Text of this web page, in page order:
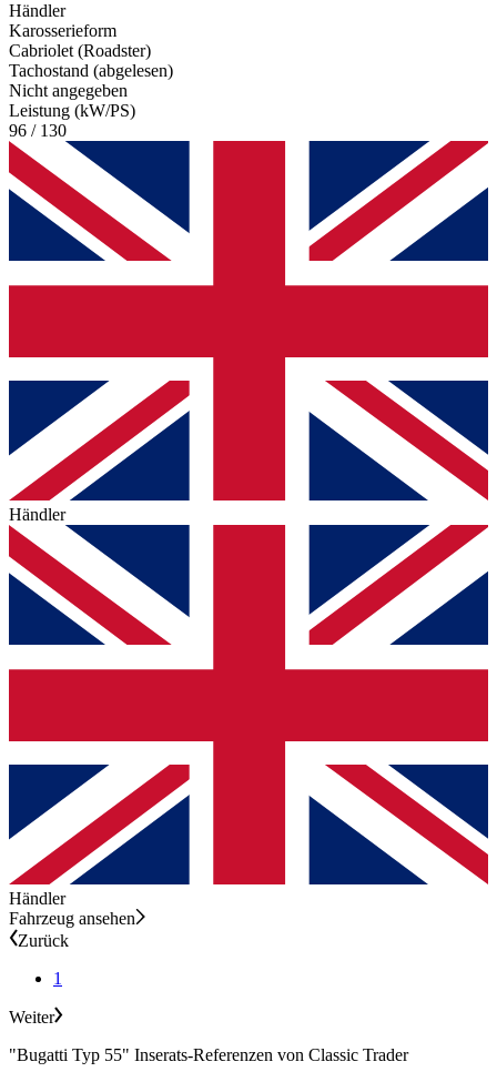
Händler
Karosserieform
Cabriolet (Roadster)
Tachostand (abgelesen)
Nicht angegeben
Leistung (kW/PS)
96 / 130
Händler
Händler
Fahrzeug ansehen
Zurück
1
Weiter
"Bugatti Typ 55" Inserats-Referenzen von Classic Trader